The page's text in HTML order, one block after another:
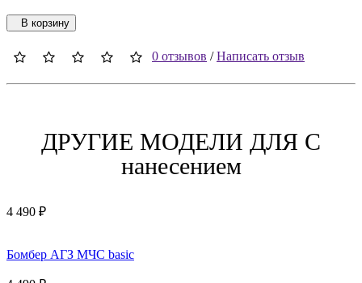
В корзину
0 отзывов /Написать отзыв
ДРУГИЕ МОДЕЛИ ДЛЯ C
нанесением
4 490 ₽
Бомбер АГЗ МЧС basic